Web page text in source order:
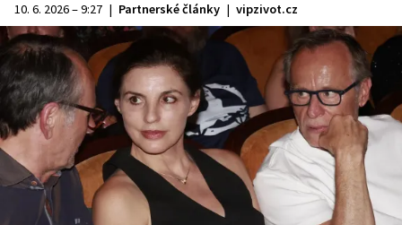
10. 6. 2026 – 9:27 | Partnerské články | vipzivot.cz